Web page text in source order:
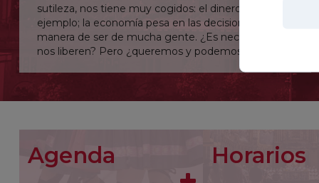
sutileza, nos tiene muy cogidos: el dinero, por
ejemplo; la economía pesa en las decisiones y la
manera de ser de mucha gente. ¿Es necesario que
nos liberen? Pero ¿queremos y podemos
Señor, líbrame incluso de lo que no soy consciente.
Agenda Horarios